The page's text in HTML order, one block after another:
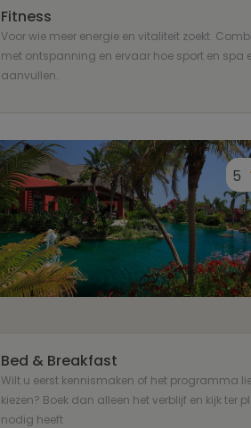
Fitness
Voor wie meer energie en vitaliteit zoekt.
met ontspanning en ervaar hoe sport en spa
aanvullen.
5
Bed & Breakfast
Wilt u eerst kennismaken of het programma
kiezen? Boek dan alleen het verblijf en kijk ter
nodig heeft